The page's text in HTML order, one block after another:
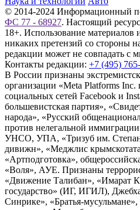
© 2014-2024 Информационный
ФС 77 - 68927. Настоящий
18+. Использование материалов
никаких претензий со стороны
редакции может не совпадать с
Контакты редакции: +7 (495)
В России признаны
организации «Meta Platforms
социальных сетей Facebook и
большевистская партия»,
народа», «Русский
против нелегальной
УНСО, УПА, «Тризуб им.
дивижн», «Меджлис
«Артподготовка»,
«Воля», АУЕ. Признаны
«Движение Талибан», «Имарат
государство» (ИГ, ИГИЛ),
Синрике», «Братья-